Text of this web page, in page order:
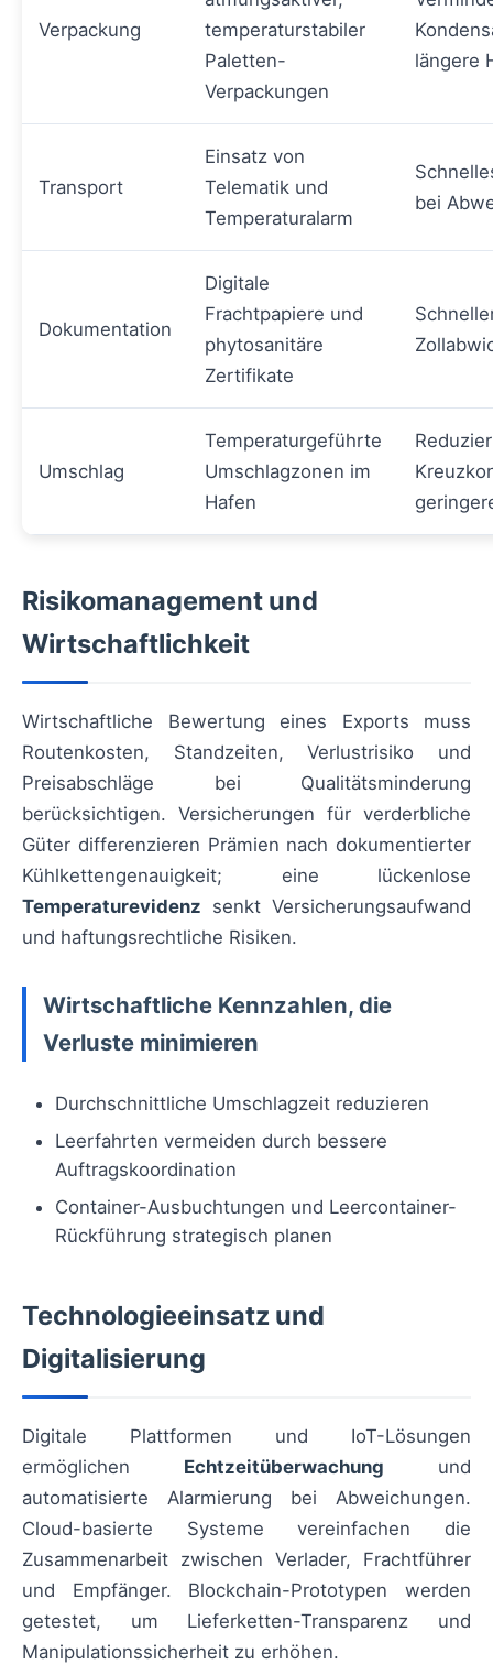
Verpackung
temperaturstabiler
Paletten-
Verpackungen
längere
Transport
Einsatz von
Telematik und
Temperaturalarm
bei
Dokumentation
Digitale
Frachtpapiere und
phytosanitäre
Zertifikate
Umschlag
Temperaturgeführte
Umschlagzonen im
Hafen
Risikomanagement und
Wirtschaftlichkeit
Wirtschaftliche Bewertung eines Exports muss
Routenkosten, Standzeiten, Verlustrisiko und
Preisabschläge bei Qualitätsminderung
berücksichtigen. Versicherungen für verderbliche
Güter differenzieren Prämien nach dokumentierter
Kühlkettengenauigkeit; eine lückenlose
Temperaturevidenz senkt Versicherungsaufwand
und haftungsrechtliche Risiken.
Wirtschaftliche Kennzahlen, die
Verluste minimieren
Durchschnittliche Umschlagzeit reduzieren
Leerfahrten vermeiden durch bessere
Auftragskoordination
Container-Ausbuchtungen und Leercontainer-
Rückführung strategisch planen
Technologieeinsatz und
Digitalisierung
Digitale Plattformen und IoT-Lösungen
ermöglichen Echtzeitüberwachung und
automatisierte Alarmierung bei Abweichungen.
Cloud-basierte Systeme vereinfachen die
Zusammenarbeit zwischen Verlader, Frachtführer
und Empfänger. Blockchain-Prototypen werden
getestet, um Lieferketten-Transparenz und
Manipulationssicherheit zu erhöhen.